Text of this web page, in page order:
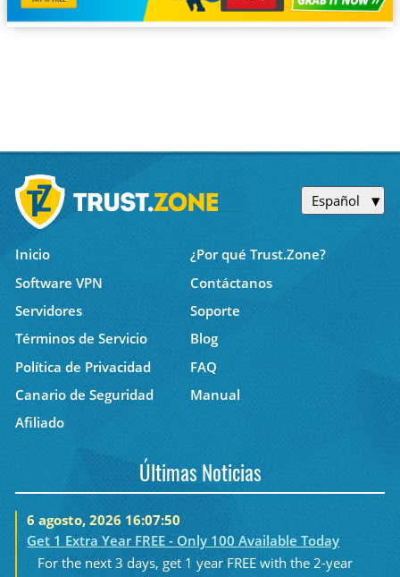
Español
Inicio
¿Por qué Trust.Zone?
Software VPN
Contáctanos
Servidores
Soporte
Términos de Servicio
Blog
Política de Privacidad
FAQ
Canario de Seguridad
Manual
Afiliado
Últimas Noticias
6 agosto, 2026 16:07:50
Get 1 Extra Year FREE - Only 100 Available Today
For the next 3 days, get 1 year FREE with the 2-year